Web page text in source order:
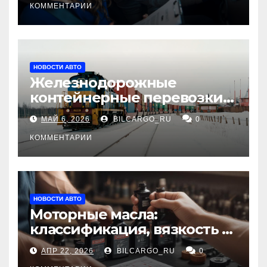
КОММЕНТАРИИ
НОВОСТИ АВТО
Железнодорожные
контейнерные перевозки
из Китая в Россию:
маршруты, сроки и
требования
МАЙ 6, 2026 BILCARGO_RU 0
КОММЕНТАРИИ
НОВОСТИ АВТО
Моторные масла:
классификация, вязкость и
рекомендации по выбору
для различных типов
АПР 22, 2026 BILCARGO_RU 0